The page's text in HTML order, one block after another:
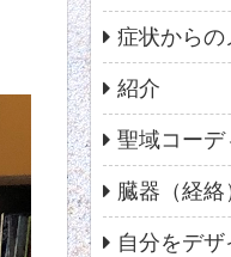
症状からの
紹介
聖域コーデ
臓器（経絡
自分をデザ